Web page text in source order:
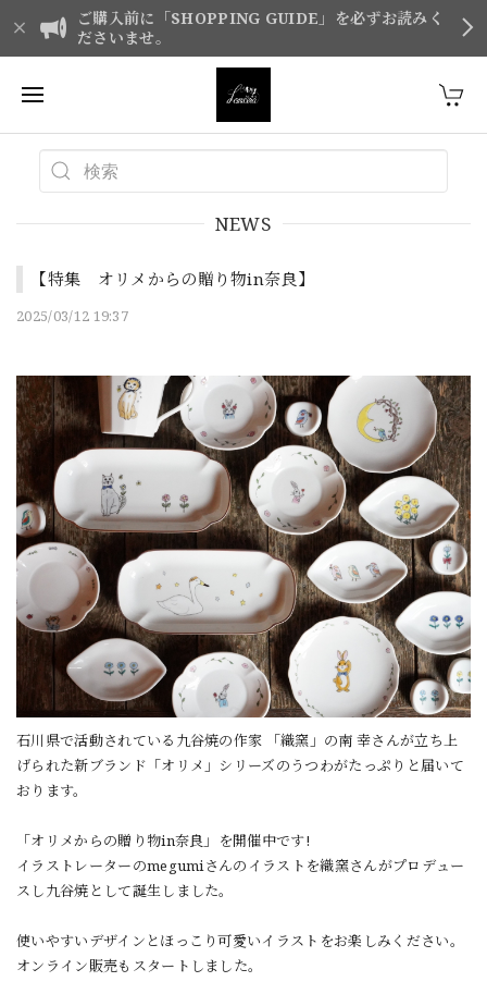
ご購入前に「SHOPPING GUIDE」を必ずお読みく
ださいませ。
NEWS
【特集 オリメからの贈り物in奈良】
2025/03/12 19:37
石川県で活動されている九谷焼の作家 「織窯」の南 幸さんが立ち上
げられた新ブランド「オリメ」シリーズのうつわがたっぷりと届いて
おります。
「オリメからの贈り物in奈良」を開催中です!
イラストレーターのmegumiさんのイラストを織窯さんがプロデュー
スし九谷焼として誕生しました。
使いやすいデザインとほっこり可愛いイラストをお楽しみください。
オンライン販売もスタートしました。